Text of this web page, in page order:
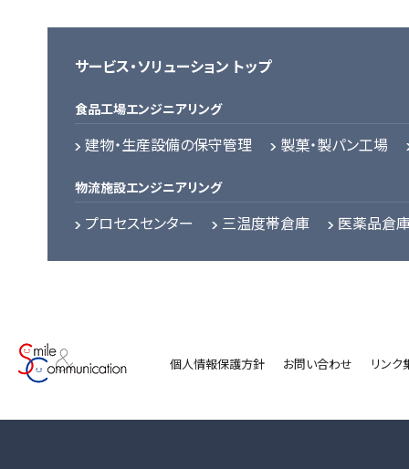
サービス・ソリューション トップ
食品工場エンジニアリング
建物・生産設備の保守管理 製菓・製パン工場
物流施設エンジニアリング
プロセスセンター 三温度帯倉庫 医薬品倉
個人情報保護方針 お問い合わせ リンク